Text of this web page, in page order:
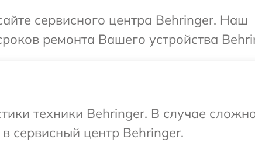
сервисного центра Behringer. Наш
ремонта Вашего устройства
техники Behringer. В случае
сервисный центр Behringer.